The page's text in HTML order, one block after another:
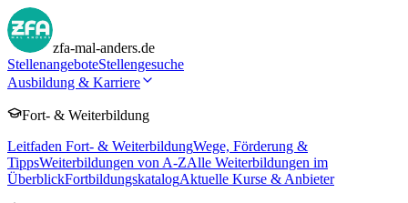
zfa-mal-anders.de
StellenangeboteStellengesuche
Ausbildung & Karriere
Fort- & Weiterbildung
Leitfaden Fort- & WeiterbildungWege, Förderung &
TippsWeiterbildungen von A-ZAlle Weiterbildungen im
ÜberblickFortbildungskatalogAktuelle Kurse & Anbieter